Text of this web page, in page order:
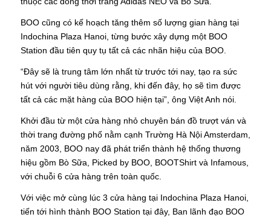
BOO cũng có kế hoạch tăng thêm số lượng gian hàng tại
Indochina Plaza Hanoi, từng bước xây dựng một BOO
Station đầu tiên quy tụ tất cả các nhãn hiệu của BOO.
“Đây sẽ là trung tâm lớn nhất từ trước tới nay, tạo ra sức
hút với người tiêu dùng rằng, khi đến đây, họ sẽ tìm được
tất cả các mặt hàng của BOO hiện tại”, ông Việt Anh nói.
Khởi đầu từ một cửa hàng nhỏ chuyên bán đồ trượt ván và
thời trang đường phố nằm cạnh Trường Hà Nội Amsterdam,
năm 2003, BOO nay đã phát triển thành hệ thống thương
hiệu gồm Bò Sữa, Picked by BOO, BOOTShirt và Infamous,
với chuỗi 6 cửa hàng trên toàn quốc.
Với việc mở cùng lúc 3 cửa hàng tại Indochina Plaza Hanoi,
tiến tới hình thành BOO Station tại đây, Ban lãnh đạo BOO